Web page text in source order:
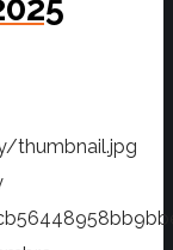
thumbnail.jpg